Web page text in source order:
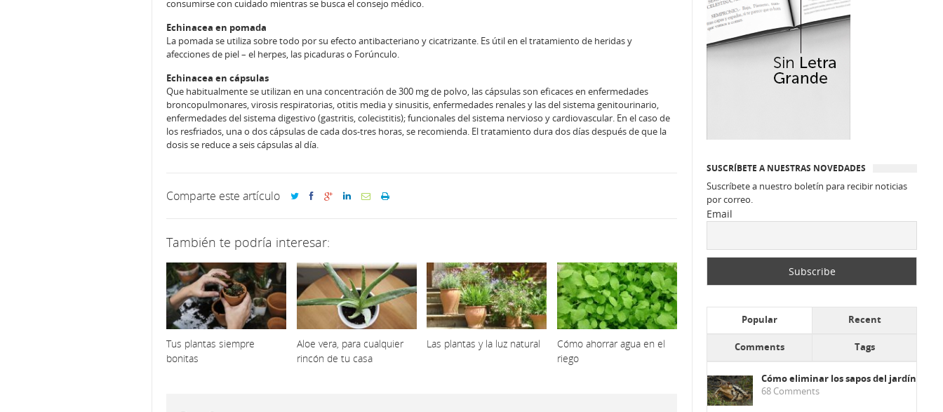
consumirse con cuidado mientras se busca el consejo médico.
Echinacea en pomada
La pomada se utiliza sobre todo por su efecto antibacteriano y cicatrizante. Es útil en el tratamiento de heridas y
afecciones de piel – el herpes, las picaduras o Forúnculo.
Echinacea en cápsulas
Que habitualmente se utilizan en una concentración de 300 mg de polvo, las cápsulas son eficaces en enfermedades
broncopulmonares, virosis respiratorias, otitis media y sinusitis, enfermedades renales y las del sistema genitourinario,
enfermedades del sistema digestivo (gastritis, colecistitis); funcionales del sistema nervioso y cardiovascular. En el caso de
los resfriados, una o dos cápsulas de cada dos-tres horas, se recomienda. El tratamiento dura dos días después de que la
dosis se reduce a seis cápsulas al día.
Comparte este artículo
También te podría interesar:
Tus plantas siempre
bonitas
Aloe vera, para cualquier
rincón de tu casa
Las plantas y la luz natural
Cómo ahorrar agua en el
riego
SUSCRÍBETE A NUESTRAS NOVEDADES
Suscríbete a nuestro boletín para recibir noticias
por correo.
Email
Popular Recent
Comments Tags
Cómo eliminar los sapos del jardín
68 Comments